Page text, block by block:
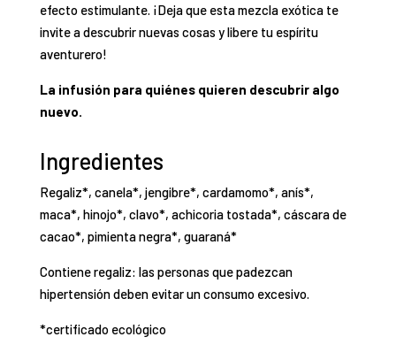
efecto estimulante. ¡Deja que esta mezcla exótica te
invite a descubrir nuevas cosas y libere tu espíritu
aventurero!
La infusión para quiénes quieren descubrir algo
nuevo.
Ingredientes
Regaliz*, canela*, jengibre*, cardamomo*, anís*,
maca*, hinojo*, clavo*, achicoria tostada*, cáscara de
cacao*, pimienta negra*, guaraná*
Contiene regaliz: las personas que padezcan
hipertensión deben evitar un consumo excesivo.
*certificado ecológico